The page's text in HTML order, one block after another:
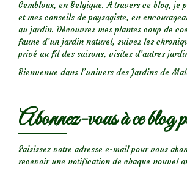
Gembloux, en Belgique. A travers ce blog, je
et mes conseils de paysagiste, en
au jardin. Découvrez mes plantes coup de
faune d’un jardin naturel, suivez les
privé au fil des saisons, visitez d’autres
Bienvenue dans l’univers des Jardins de
Abonnez-vous à ce blog
Saisissez votre adresse e-mail pour vous
recevoir une notification de chaque nouvel